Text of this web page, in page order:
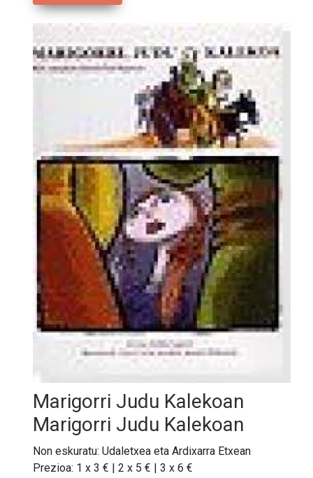
Marigorri Judu Kalekoan
Marigorri Judu Kalekoan
Non eskuratu: Udaletxea eta Ardixarra Etxean
Prezioa: 1 x 3 € | 2 x 5 € | 3 x 6 €